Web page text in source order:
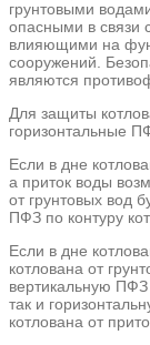
грунтовыми
опасными в связи
влияющими на
сооружений.
являются
Для защиты
горизонтальные
Если в дне
а приток воды
от грунтовых вод
ПФЗ по контуру
Если в дне
котлована от
вертикальную ПФЗ
так и
котлована от